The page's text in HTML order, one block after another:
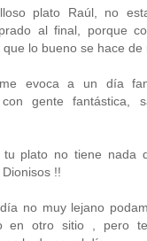
plato Raúl, no
al final, porque
lo bueno se hace de
evoca a un día
con gente fantástica,
tu plato no tiene nada
!!
no muy lejano
en otro sitio , pero